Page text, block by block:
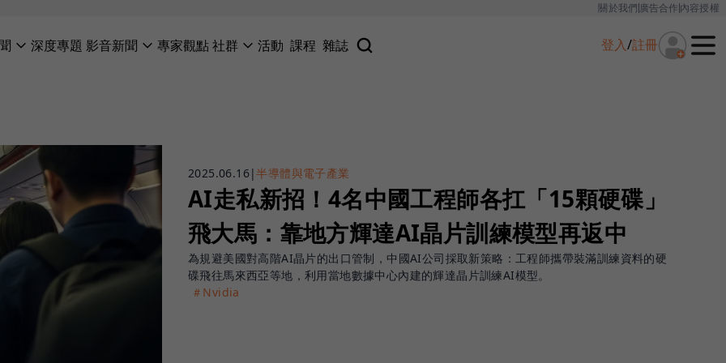
關於我們廣告合作內容授權
深度專題 影音新聞 專家觀點社群 活動 課程 雜誌 登入/註冊
2025.06.16|半導體與電子產業
AI走私新招！4名中國工程師各扛「15顆硬碟」
飛大馬：靠地方輝達AI晶片訓練模型再返中
為規避美國對高階AI晶片的出口管制，中國AI公司採取新策略：工程師攜帶裝滿訓練資料的硬
碟飛往馬來西亞等地，利用當地數據中心內建的輝達晶片訓練AI模型。
＃Nvidia